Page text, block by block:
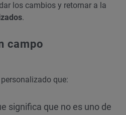
los cambios y retornar a la
.
campo
que:
significa que no es uno de